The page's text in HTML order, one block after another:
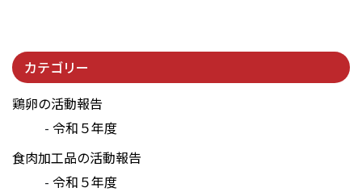
カテゴリー
鶏卵の活動報告
令和５年度
食肉加工品の活動報告
令和５年度